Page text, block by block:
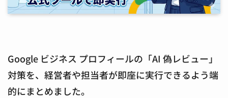
Google ビジネス プロフィールの「AI 偽レビュー」
対策を、経営者や担当者が即座に実行できるよう端
的にまとめました。